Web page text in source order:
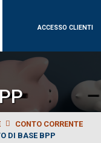
ACCESSO CLIENTI
CONTO CORRENTE
DI BASE BPP